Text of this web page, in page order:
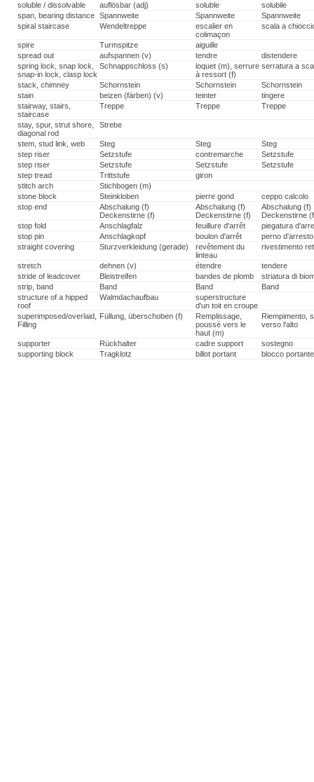
soluble / dissolvable auflösbar (adj) soluble
solubile
span, bearing distance
Spannweite Spannweite
Spannweite
spiral staircase
Wendeltreppe
escalier en
colimaçon
scala a
spire Turmspitze
aiguille
spread out
aufspannen (v) tendre
distendere
spring lock, snap lock,
snap-in lock, clasp lock
Schnappschloss (s)
loquet (m), serrure
à ressort (f)
serratura a
stack, chimney Schornstein Schornstein
Schornstein
stain
beizen (färben) (v) teinter
tingere
stairway, stairs,
staircase
Treppe Treppe Treppe
stay, spur, strut shore,
diagonal rod
Strebe
stem, stud link, web Steg Steg
Steg
step riser
Setzstufe contremarche
Setzstufe
step riser
Setzstufe Setzstufe
Setzstufe
step tread
Trittstufe
giron
stitch arch
Stichbogen (m)
stone block
Steinkloben pierre gond
ceppo calcolo
stop end
Abschalung (f)
Deckenstirne (f)
Abschalung (f)
Deckenstirne (f)
Abschalung (f)
Deckenstirne
stop fold
Anschlagfalz feuillure d'arrêt
piegatura
stop pin
Anschlagkopf boulon d'arrêt
perno d'arresto
straight covering
Sturzverkleidung (gerade)
revêtement du
linteau
rivestimento
stretch dehnen (v) étendre
tendere
stride of leadcover
Bleistreifen bandes de plomb
striatura di
strip, band
Band Band
Band
structure of a hipped
roof
Walmdachaufbau
superstructure
d'un toit en croupe
superimposed/overlaid,
Filling
Füllung, überschoben (f)
Remplissage,
poussé vers le
haut (m)
Riempimento,
verso l'alto
supporter Rückhalter cadre support
sostegno
supporting block
Tragklotz billot portant blocco portante